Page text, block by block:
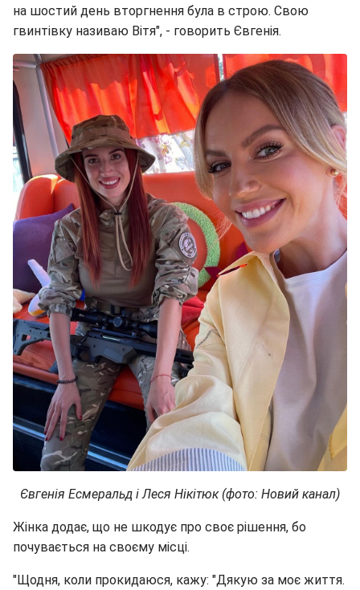
на шостий день вторгнення була в строю. Свою
гвинтівку називаю Вітя", - говорить Євгенія.
Євгенія Есмеральд і Леся Нікітюк (фото: Новий канал)
Жінка додає, що не шкодує про своє рішення, бо
почувається на своєму місці.
"Щодня, коли прокидаюся, кажу: "Дякую за моє життя.